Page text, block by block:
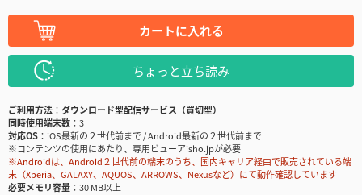
カートに入れる
ちょっと立ち読み
ご利用方法
ダウンロード型配信サービス（買切型）
同時使用端末数
3
対応OS
iOS最新の２世代前まで / Android最新の２世代前まで
※コンテンツの使用にあたり、専用ビューアisho.jpが必要
※Androidは、Android２世代前の端末のうち、国内キャリア経由で販売されている端
末（Xperia、GALAXY、AQUOS、ARROWS、Nexusなど）にて動作確認しています
必要メモリ容量
30 MB以上